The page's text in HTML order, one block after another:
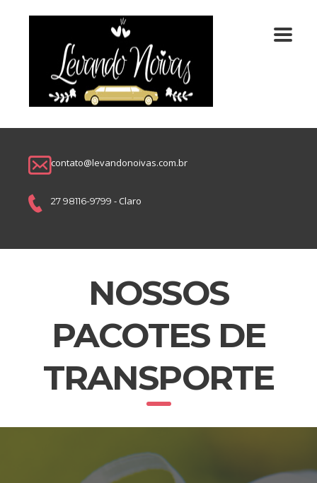
contato@levandonoivas.com.br
27 98116-9799 - Claro
NOSSOS
PACOTES DE
TRANSPORTE